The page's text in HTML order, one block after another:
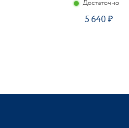
Достаточно
5 640